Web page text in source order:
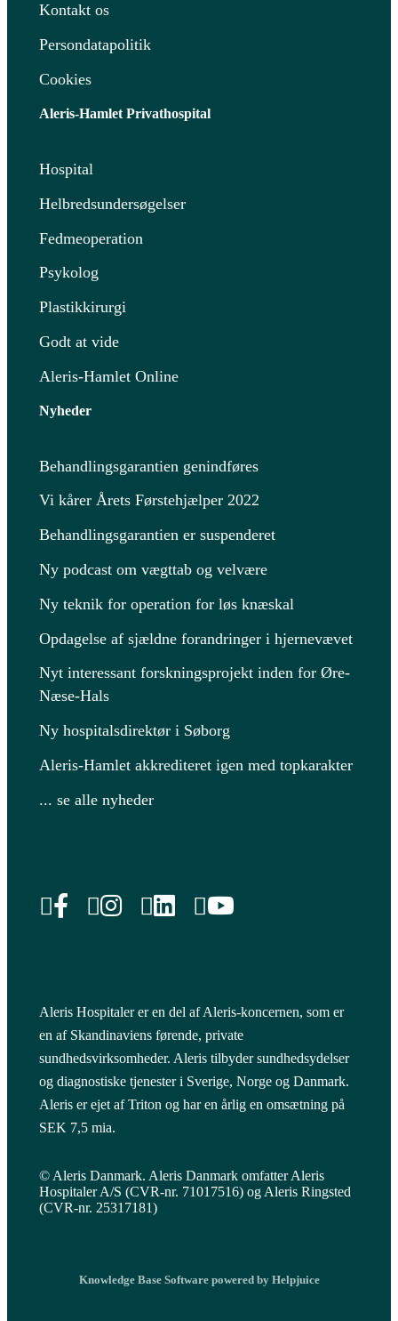
Kontakt os
Persondatapolitik
Cookies
Aleris-Hamlet Privathospital
Hospital
Helbredsundersøgelser
Fedmeoperation
Psykolog
Plastikkirurgi
Godt at vide
Aleris-Hamlet Online
Nyheder
Behandlingsgarantien genindføres
Vi kårer Årets Førstehjælper 2022
Behandlingsgarantien er suspenderet
Ny podcast om vægttab og velvære
Ny teknik for operation for løs knæskal
Opdagelse af sjældne forandringer i hjernevævet
Nyt interessant forskningsprojekt inden for Øre-
Næse-Hals
Ny hospitalsdirektør i Søborg
Aleris-Hamlet akkrediteret igen med topkarakter
... se alle nyheder
Aleris Hospitaler er en del af Aleris-koncernen, som er
en af Skandinaviens førende, private
sundhedsvirksomheder. Aleris tilbyder sundhedsydelser
og diagnostiske tjenester i Sverige, Norge og Danmark.
Aleris er ejet af Triton og har en årlig en omsætning på
SEK 7,5 mia.
© Aleris Danmark. Aleris Danmark omfatter Aleris
Hospitaler A/S (CVR-nr. 71017516) og Aleris Ringsted
(CVR-nr. 25317181)
Knowledge Base Software powered by Helpjuice